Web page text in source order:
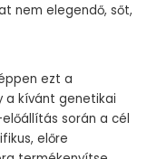
nem elegendő, sőt,
ezt a
a kívánt genetikai
során a cél
előre